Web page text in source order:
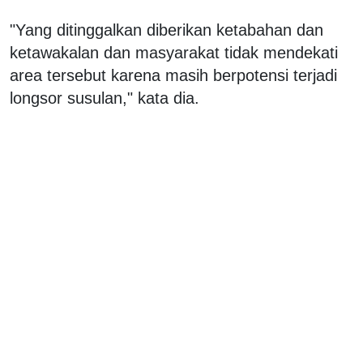
"Yang ditinggalkan diberikan ketabahan dan
ketawakalan dan masyarakat tidak mendekati
area tersebut karena masih berpotensi terjadi
longsor susulan," kata dia.